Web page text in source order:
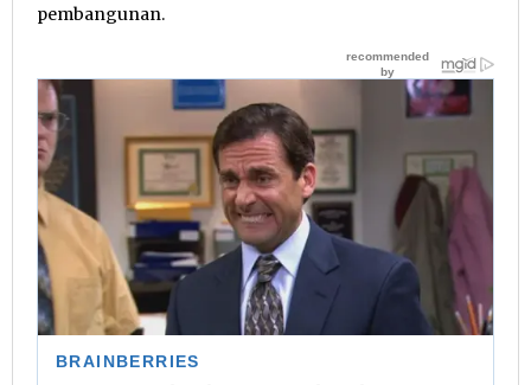
pembangunan.